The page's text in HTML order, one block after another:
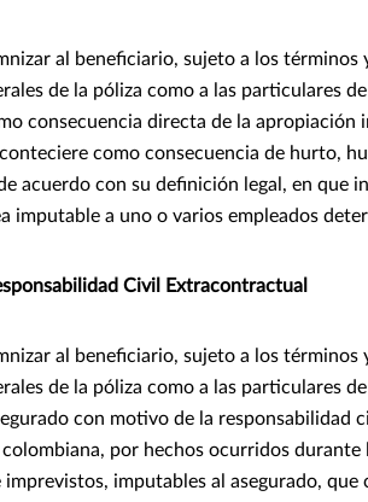
al beneficiario, sujeto a los
de la póliza como a las particulares
consecuencia directa de la apropiación
como consecuencia de hurto,
acuerdo con su definición legal, en que
imputable a uno o varios empleados
Civil Extracontractual
al beneficiario, sujeto a los
de la póliza como a las particulares
con motivo de la responsabilidad
por hechos ocurridos durante
imputables al asegurado, que